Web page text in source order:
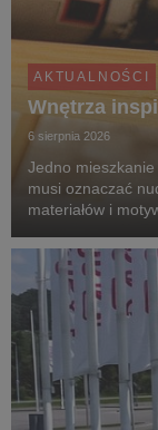
AKTUALNOŚCI
Wnętrza
6 sierpnia 2026
Jedno
musi oznaczać
materiałów i
po różnych